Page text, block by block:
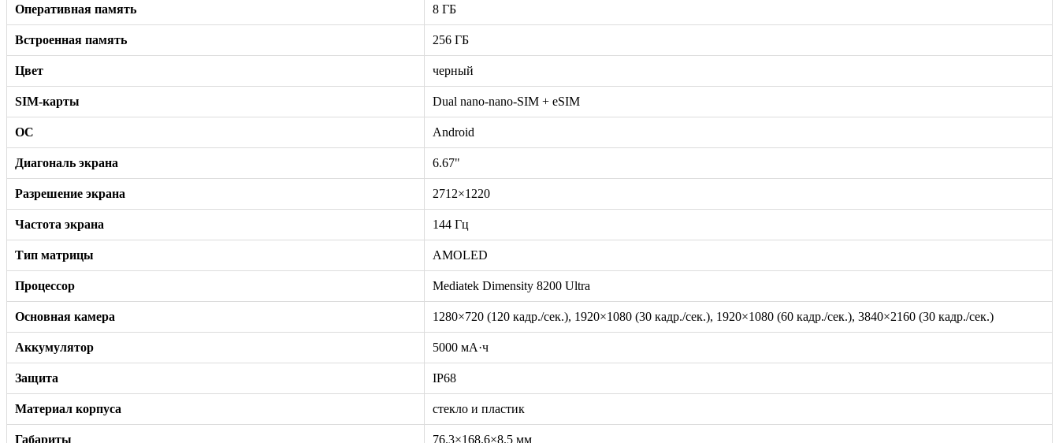
Оперативная память 8 ГБ
Встроенная память 256 ГБ
Цвет черный
SIM-карты Dual nano-nano-SIM + eSIM
ОС Android
Диагональ экрана 6.67"
Разрешение экрана 2712×1220
Частота экрана 144 Гц
Тип матрицы AMOLED
Процессор Mediatek Dimensity 8200 Ultra
Основная камера 1280×720 (120 кадр./сек.), 1920×1080 (30 кадр./сек.), 1920×1080 (60 кадр./сек.), 3840×2160 (30 кадр./сек.)
Аккумулятор 5000 мА·ч
Защита IP68
Материал корпуса стекло и пластик
Габариты 76.3×168.6×8.5 мм